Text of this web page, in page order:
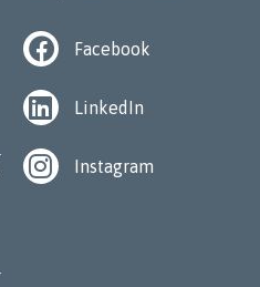
Facebook
LinkedIn
Instagram